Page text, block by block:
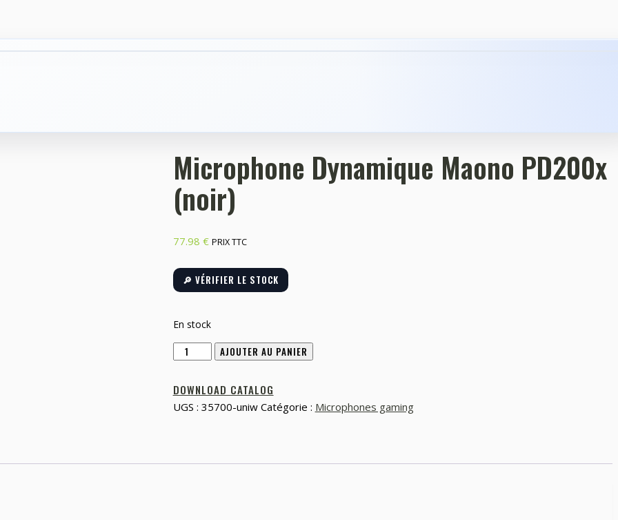
Microphone Dynamique Maono PD200x
(noir)
77.98 € PRIX TTC
🔎 VÉRIFIER LE STOCK
En stock
quantité
Microphone
Dynamique
AJOUTER AU PANIER
DOWNLOAD CATALOG
UGS : 35700-uniw Catégorie : Microphones gaming